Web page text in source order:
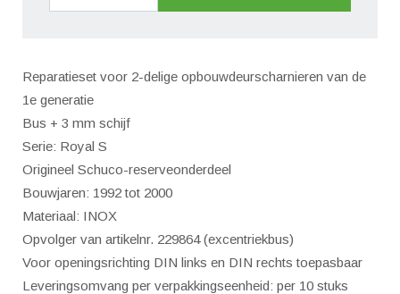
delige
opbouwdeurscharnieren
(turband
reparaturset)
aantal
Reparatieset voor 2-delige opbouwdeurscharnieren van de
1e generatie
Bus + 3 mm schijf
Serie: Royal S
Origineel Schuco-reserveonderdeel
Bouwjaren: 1992 tot 2000
Materiaal: INOX
Opvolger van artikelnr. 229864 (excentriekbus)
Voor openingsrichting DIN links en DIN rechts toepasbaar
Leveringsomvang per verpakkingseenheid: per 10 stuks